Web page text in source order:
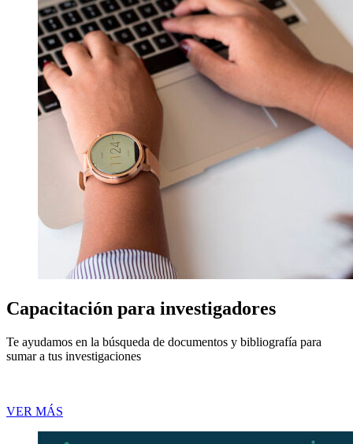
Capacitación para investigadores
Te ayudamos en la búsqueda de documentos y bibliografía para
sumar a tus investigaciones
VER MÁS